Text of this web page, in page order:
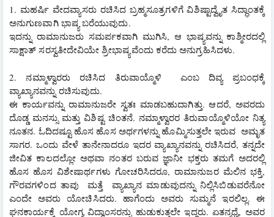
1. ಮಹರ್ಷಿ ವೇದವ್ಯಾಸರು ರಚಿಸಿದ ಬ್ರಹ್ಮಸೂತ್ರಗಳಿಗೆ ವಿಶಿಷ್ಟಾದ್ವೈತ ಸಿದ್ಧಾಂತಕ್ಕೆ
ಅನುಗುಣವಾಗಿ ಭಾಷ್ಯ ಬರೆಯುವುದು.
ಇದನ್ನು ರಾಮಾನುಜರು ಸಮರ್ಪಕವಾಗಿ ಮುಗಿಸಿ, ಆ ಭಾಷ್ಯವನ್ನು ಕಾಶ್ಮೀರದಲ್ಲಿ
ಸಾಕ್ಷಾತ್ ಸರಸ್ವತೀದೇವಿಯೇ ಶ್ರೀಭಾಷ್ಯವೆಂದು ಕರೆದು ಅನುಗ್ರಹಿಸಿದಳು.
2. ನಮ್ಮಾಳ್ವಾರರು ರಚಿಸಿದ ತಿರುವಾಯ್ಮೊಳಿ  ಎಂಬ ದಿವ್ಯ ಪ್ರಬಂಧಕ್ಕೆ
ವ್ಯಾಖ್ಯಾನವನ್ನು ರಚಿಸುವುದು.
ಈ ಕಾರ್ಯವನ್ನು ರಾಮಾನುಜರೇ ಸ್ವತಃ ಮಾಡಬಹುದಾಗಿತ್ತು. ಆದರೆ, ಅವರದು
ದೊಡ್ಡ ಮನಸ್ಸು ಮತ್ತು ವಿಶಿಷ್ಟ ಚಿಂತನೆ. ನಮ್ಮಾಳ್ವಾರರ ತಿರುವಾಯ್ಮೊಳಿಯೋ ನಿತ್ಯ
ನೂತನ. ಓದಿದಷ್ಟೂ ಹೊಸ ಹೊಸ ಅರ್ಥಗಳನ್ನು ಹೊಮ್ಮಿಸುತ್ತಲೇ ಇರುವ  ಅಮೃತ
ಸಾಗರ. ಒಂದು ವೇಳೆ ತಾನೇನಾದರೂ ಇದರ ವ್ಯಾಖ್ಯಾನವನ್ನು ರಚಿಸಿದರೆ, ತನ್ನದೇ
ಜೀವಿತ ಕಾಲದಲ್ಲೋ ಅಥವಾ ನಂತರ ಬರುವ ಜ್ಞಾನೀ ಭಕ್ತರು ತಮಗೆ ಅದರಲ್ಲಿ
ಹೊಸ ಹೊಸ ವಿಶೇಷಾರ್ಥಗಳು ಗೋಚರಿಸಿದರೂ, ರಾಮಾನುಜರ ಮೆಲಿನ ಭಕ್ತಿ,
ಗೌರವಗಳಿಂದ ತಾವು  ಮತ್ತೆ  ವ್ಯಾಖ್ಯಾನ ಮಾಡುವುದನ್ನು ನಿಲ್ಲಿಸಿಬಿಡುವರೆನೋ
ಎಂದೇ ಅವರು ಯೋಚಿಸಿದರು. ಹಾಗೆಂದು ಅವರು ಸುಮ್ಮನೆ ಇರಲಿಲ್ಲ. ಈ
ಘನಕಾರ್ಯಕ್ಕೆ ಯೋಗ್ಯ ವಿದ್ವಾಂಸರನ್ನು ಹುಡುಕುತ್ತಲೇ ಇದ್ದರು. ಏತನ್ಮಧ್ಯೆ, ಅವರ